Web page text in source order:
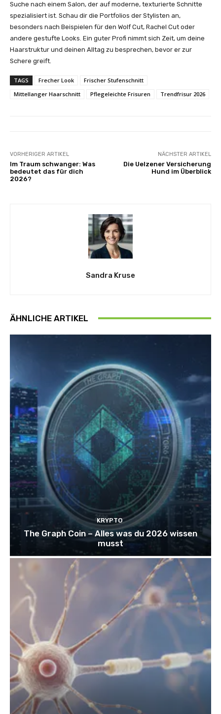
Suche nach einem Salon, der auf moderne, texturierte Schnitte
spezialisiert ist. Schau dir die Portfolios der Stylisten an,
besonders nach Beispielen für den Wolf Cut, Rachel Cut oder
andere gestufte Looks. Ein guter Profi nimmt sich Zeit, um deine
Haarstruktur und deinen Alltag zu besprechen, bevor er zur
Schere greift.
TAGS Frecher Look
Frischer Stufenschnitt
Mittellanger Haarschnitt
Pflegeleichte Frisuren Trendfrisur 2026
VORHERIGER ARTIKEL
Im Traum schwanger: Was
bedeutet das für dich
2026?
NÄCHSTER ARTIKEL
Die Uelzener Versicherung
Hund im Überblick
Sandra Kruse
ÄHNLICHE ARTIKEL
KRYPTO
The Graph Coin – Alles was du 2026 wissen
musst